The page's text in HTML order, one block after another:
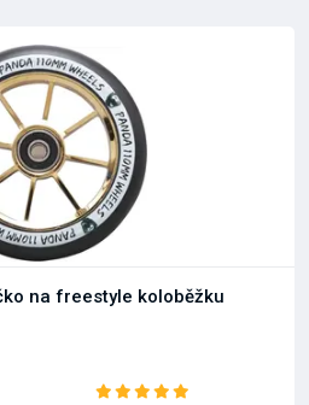
na freestyle koloběžku